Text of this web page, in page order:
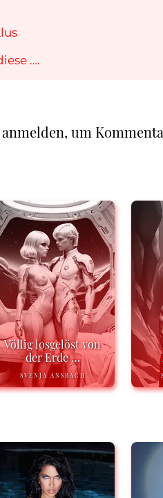
….
um
Völlig losgelöst von
der Erde …
SVENJA ANSBACH